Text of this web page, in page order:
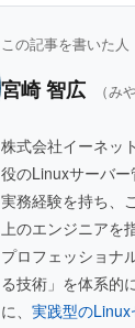
この記事を書いた人
宮崎 智広 （み
株式会社イーネッ
役のLinuxサーバ
実務経験を持ち、
上のエンジニアを
プロフェッショナ
る技術」を体系的
に、実践型の